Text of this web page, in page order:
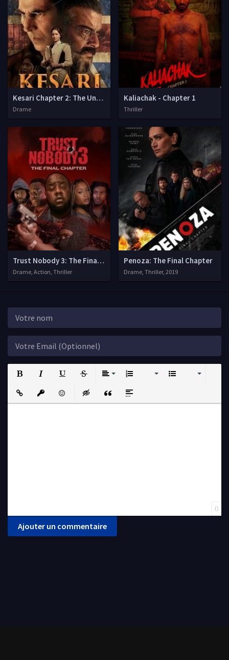
Kesari Chapter 2: The Untold Story of Jallianwala Bagh
Drame
Kaliachak - Chapter 1
Thriller
Trust Nobody 3: The Final Chapter
Drame, Action, Thriller
Penoza: The Final Chapter
Drame, Thriller, 2019
Strikethrough
Insert LinkInsert protected link
EmoticonsInsert hidden text
Insert QuoteInsert spoiler
0
Ajouter un commentaire